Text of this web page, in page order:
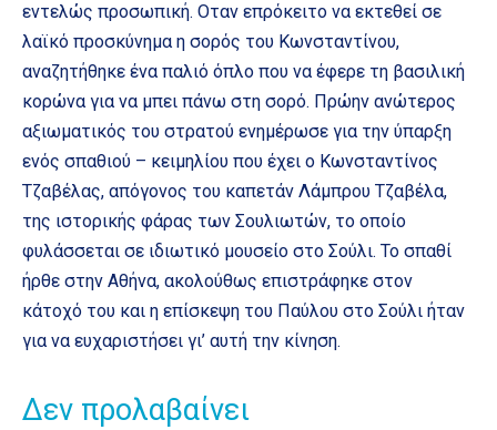
εντελώς προσωπική. Οταν επρόκειτο να εκτεθεί σε
λαϊκό προσκύνημα η σορός του Κωνσταντίνου,
αναζητήθηκε ένα παλιό όπλο που να έφερε τη βασιλική
κορώνα για να μπει πάνω στη σορό. Πρώην ανώτερος
αξιωματικός του στρατού ενημέρωσε για την ύπαρξη
ενός σπαθιού – κειμηλίου που έχει ο Κωνσταντίνος
Τζαβέλας, απόγονος του καπετάν Λάμπρου Τζαβέλα,
της ιστορικής φάρας των Σουλιωτών, το οποίο
φυλάσσεται σε ιδιωτικό μουσείο στο Σούλι. Το σπαθί
ήρθε στην Αθήνα, ακολούθως επιστράφηκε στον
κάτοχό του και η επίσκεψη του Παύλου στο Σούλι ήταν
για να ευχαριστήσει γι’ αυτή την κίνηση.
Δεν προλαβαίνει